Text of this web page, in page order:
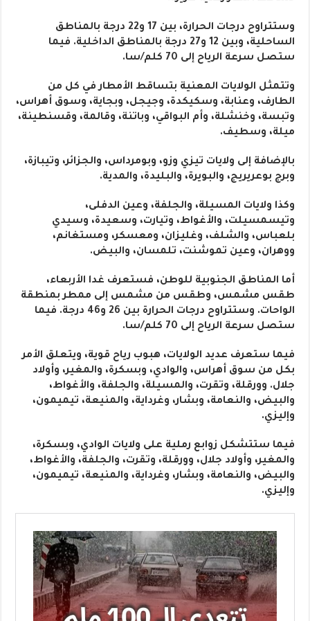
وستتراوح درجات الحرارة، بين 17 و22 درجة بالمناطق
الساحلية، وبين 12 و27 درجة بالمناطق الداخلية. فيما
ستصل سرعة الرياح إلى 70 كلم/سا.
وتتمثل الولايات المعنية بتساقط الأمطار في كل من
الطارف، وعنابة، وسكيكدة، وجيجل، وبجاية، وسوق أهراس،
وتبسة، وخنشلة، وأم البواقي، وباتنة، وقالمة، وقسنطينة،
ميلة، وسطيف.
بالإضافة إلى ولايات تيزي وزو، وبومرداس، والجزائر، وتيبازة،
وبرج بوعريريج، والبويرة، والبليدة، والمدية.
وكذا ولايات المسيلة، والجلفة، وعين الدفلى،
وتيسمسيلت، والأغواط، وتيارت، وسعيدة، وسيدي
بلعباس، والشلف، وغليزان، ومعسكر، ومستغانم،
ووهران، وعين تموشنت، تلمسان، والبيض.
أما المناطق الجنوبية للوطن، فستعرف غدا الأربعاء،
طقس مشمس، وطقس من مشمس إلى ممطر بمنطقة
الواحات. وستتراوح درجات الحرارة بين 26 و46 درجة. فيما
ستصل سرعة الرياح إلى 70 كلم/سا.
فيما ستعرف عديد الولايات، هبوب رياح قوية، ويتعلق الأمر
بكل من سوق أهراس، والوادي، وبسكرة، والمغير، وأولاد
جلال. وورقلة، وتقرت، والمسيلة، والجلفة، والأغواط،
والبيض، والنعامة، وبشار، وغرداية، والمنيعة، تيميمون،
وإليزي.
فيما ستتشكل زوابع رملية على ولايات الوادي، وبسكرة،
والمغير، وأولاد جلال، وورقلة، وتقرت، والجلفة، والأغواط،
والبيض، والنعامة، وبشار، وغرداية، والمنيعة، تيميمون،
وإليزي.